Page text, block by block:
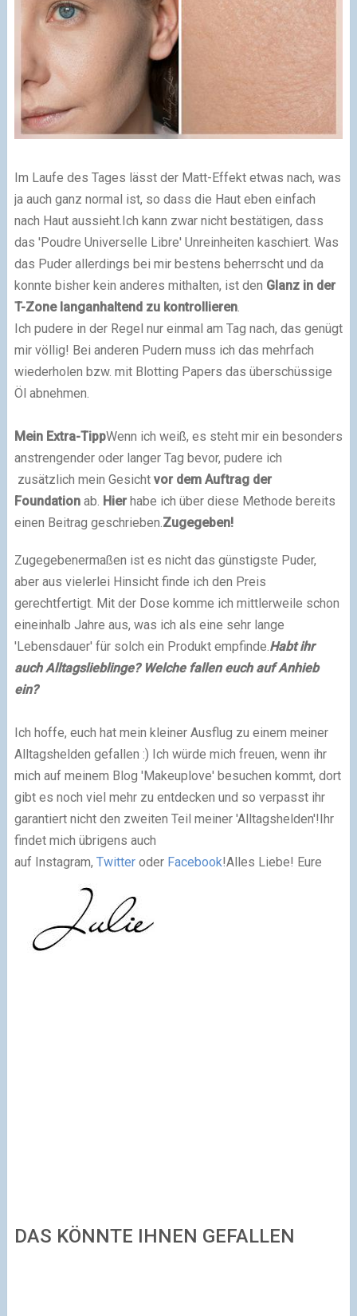
Im Laufe des Tages lässt der Matt-Effekt etwas nach, was
ja auch ganz normal ist, so dass die Haut eben einfach
nach Haut aussieht.Ich kann zwar nicht bestätigen, dass
das 'Poudre Universelle Libre' Unreinheiten kaschiert. Was
das Puder allerdings bei mir bestens beherrscht und da
konnte bisher kein anderes mithalten, ist den Glanz in der
T-Zone langanhaltend zu kontrollieren.
Ich pudere in der Regel nur einmal am Tag nach, das genügt
mir völlig! Bei anderen Pudern muss ich das mehrfach
wiederholen bzw. mit Blotting Papers das überschüssige
Öl abnehmen.
Mein Extra-TippWenn ich weiß, es steht mir ein besonders
anstrengender oder langer Tag bevor, pudere ich
zusätzlich mein Gesicht vor dem Auftrag der
Foundation ab. Hierhabe ich über diese Methode bereits
einen Beitrag geschrieben.Zugegeben!
Zugegebenermaßen ist es nicht das günstigste Puder,
aber aus vielerlei Hinsicht finde ich den Preis
gerechtfertigt. Mit der Dose komme ich mittlerweile schon
eineinhalb Jahre aus, was ich als eine sehr lange
'Lebensdauer' für solch ein Produkt empfinde.Habt ihr
auch Alltagslieblinge? Welche fallen euch auf Anhieb
ein?
Ich hoffe, euch hat mein kleiner Ausflug zu einem meiner
Alltagshelden gefallen :) Ich würde mich freuen, wenn ihr
mich auf meinem Blog 'Makeuplove' besuchen kommt, dort
gibt es noch viel mehr zu entdecken und so verpasst ihr
garantiert nicht den zweiten Teil meiner 'Alltagshelden'!Ihr
findet mich übrigens auch
auf Instagram, Twitteroder Facebook!Alles Liebe! Eure
DAS KÖNNTE IHNEN GEFALLEN